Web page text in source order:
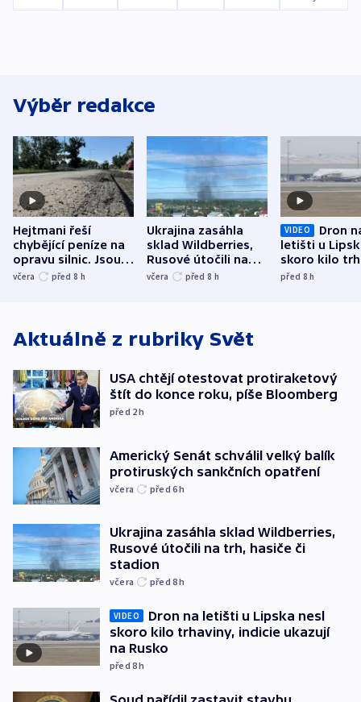
Výběr redakce
Hejtmani řeší
chybějící peníze na
opravu silnic. Jsou
nenárokové, namítá
včera před 8 h
Ukrajina zasáhla
sklad Wildberries,
Rusové útočili na
trh, hasiče či
včera před 8 h
VIDEO
Dron
letišti u
skoro kilo
indicie
před 8h
Aktuálně z rubriky Svět
USA chtějí otestovat protiraketový
štít do konce roku, píše Bloomberg
před 2h
Americký Senát schválil velký balík
protiruských sankčních opatření
včera před 6h
Ukrajina zasáhla sklad Wildberries,
Rusové útočili na trh, hasiče či
stadion
včera před 8h
VIDEO
Dron na letišti u Lipska nesl
skoro kilo trhaviny, indicie ukazují
na Rusko
před 8h